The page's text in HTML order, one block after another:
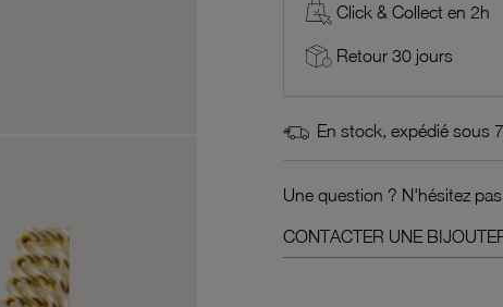
Click & Collect en 2h
Retour 30 jours
En stock, expédié sous
Une question ? N'hésitez
CONTACTER UNE